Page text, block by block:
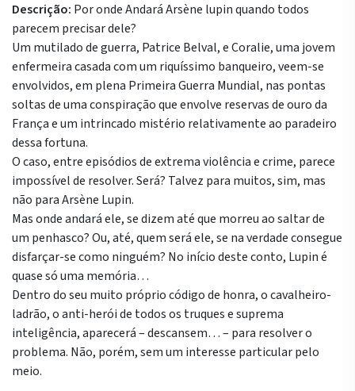
Descrição: Por onde Andará Arsène lupin quando todos
parecem precisar dele?
Um mutilado de guerra, Patrice Belval, e Coralie, uma jovem
enfermeira casada com um riquíssimo banqueiro, veem-se
envolvidos, em plena Primeira Guerra Mundial, nas pontas
soltas de uma conspiração que envolve reservas de ouro da
França e um intrincado mistério relativamente ao paradeiro
dessa fortuna.
O caso, entre episódios de extrema violência e crime, parece
impossível de resolver. Será? Talvez para muitos, sim, mas
não para Arsène Lupin.
Mas onde andará ele, se dizem até que morreu ao saltar de
um penhasco? Ou, até, quem será ele, se na verdade consegue
disfarçar-se como ninguém? No início deste conto, Lupin é
quase só uma memória…
Dentro do seu muito próprio código de honra, o cavalheiro-
ladrão, o anti-herói de todos os truques e suprema
inteligência, aparecerá – descansem… – para resolver o
problema. Não, porém, sem um interesse particular pelo
meio.